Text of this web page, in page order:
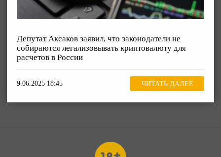
Депутат Аксаков заявил, что законодатели не
собираются легализовывать криптовалюту для
расчетов в России
9.06.2025 18:45 ЧИТАТЬ ДАЛЕЕ